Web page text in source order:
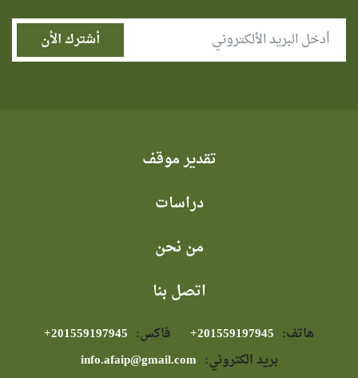
تقدير موقف
دراسات
من نحن
اتصل بنا
هاتف: فاكس:
بريد الكتروني: info.afaip@gmail.com